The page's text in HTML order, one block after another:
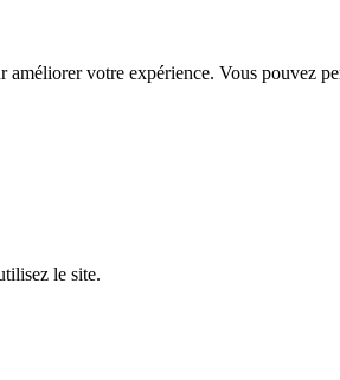
votre expérience. Vous pouvez
le site.